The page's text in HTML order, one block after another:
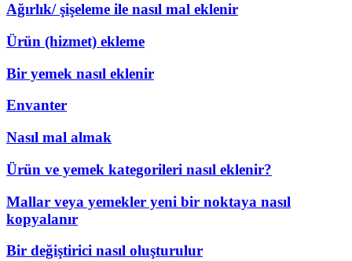
Ağırlık/ şişeleme ile nasıl mal eklenir
Ürün (hizmet) ekleme
Bir yemek nasıl eklenir
Envanter
Nasıl mal almak
Ürün ve yemek kategorileri nasıl eklenir?
Mallar veya yemekler yeni bir noktaya nasıl
kopyalanır
Bir değiştirici nasıl oluşturulur